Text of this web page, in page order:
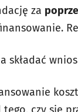
za
składać
czy się